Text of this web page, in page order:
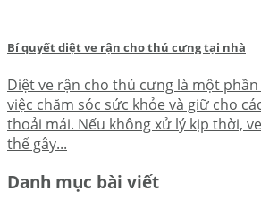
Bí quyết diệt ve rận cho thú cưng tại nhà
Diệt ve rận cho thú cưng là một
việc chăm sóc sức khỏe và giữ cho
thoải mái. Nếu không xử lý kịp thời,
thể gây...
Danh mục bài viết